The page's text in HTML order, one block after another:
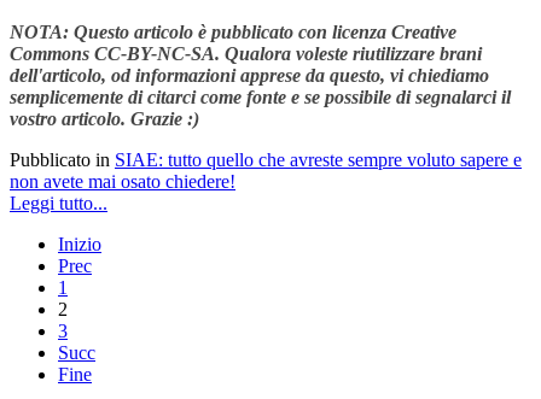
NOTA: Questo articolo è pubblicato con licenza Creative
Commons CC-BY-NC-SA. Qualora voleste riutilizzare brani
dell'articolo, od informazioni apprese da questo, vi chiediamo
semplicemente di citarci come fonte e se possibile di segnalarci il
vostro articolo. Grazie :)
Pubblicato in SIAE: tutto quello che avreste sempre voluto sapere e
non avete mai osato chiedere!
Leggi tutto...
Inizio
Prec
1
2
3
Succ
Fine